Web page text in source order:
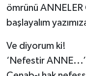
ömrünü
başlayalım
Ve diyorum ki!
‘Nefestir ANNE...’